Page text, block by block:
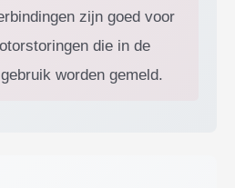
zijn goed voor
die in de
worden gemeld.